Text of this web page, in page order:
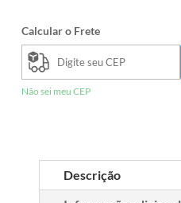
Calcular o Frete
Não sei meu CEP
Descrição